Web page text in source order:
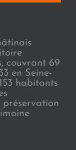
couvrant 69
en Seine-
habitants
préservation